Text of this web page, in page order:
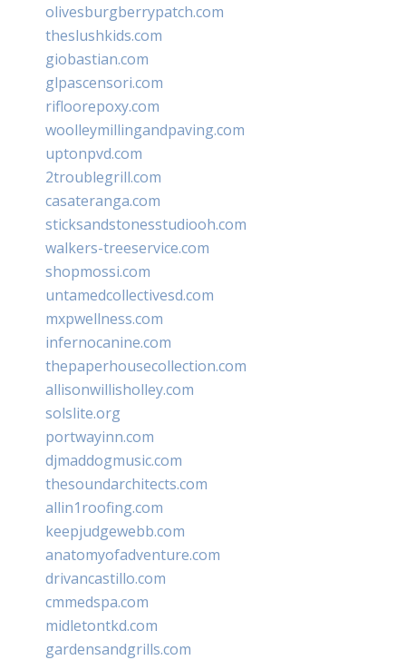
olivesburgberrypatch.com
theslushkids.com
giobastian.com
glpascensori.com
rifloorepoxy.com
woolleymillingandpaving.com
uptonpvd.com
2troublegrill.com
casateranga.com
sticksandstonesstudiooh.com
walkers-treeservice.com
shopmossi.com
untamedcollectivesd.com
mxpwellness.com
infernocanine.com
thepaperhousecollection.com
allisonwillisholley.com
solslite.org
portwayinn.com
djmaddogmusic.com
thesoundarchitects.com
allin1roofing.com
keepjudgewebb.com
anatomyofadventure.com
drivancastillo.com
cmmedspa.com
midletontkd.com
gardensandgrills.com